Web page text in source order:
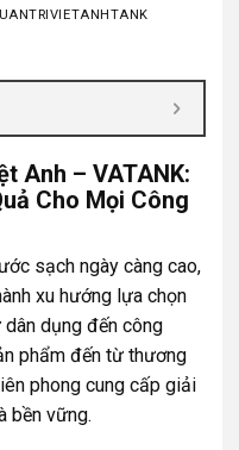
Anh – VATANK:
Cho Mọi Công
sạch ngày càng cao,
xu hướng lựa chọn
dụng đến công
phẩm đến từ thương
phong cung cấp giải
bền vững.